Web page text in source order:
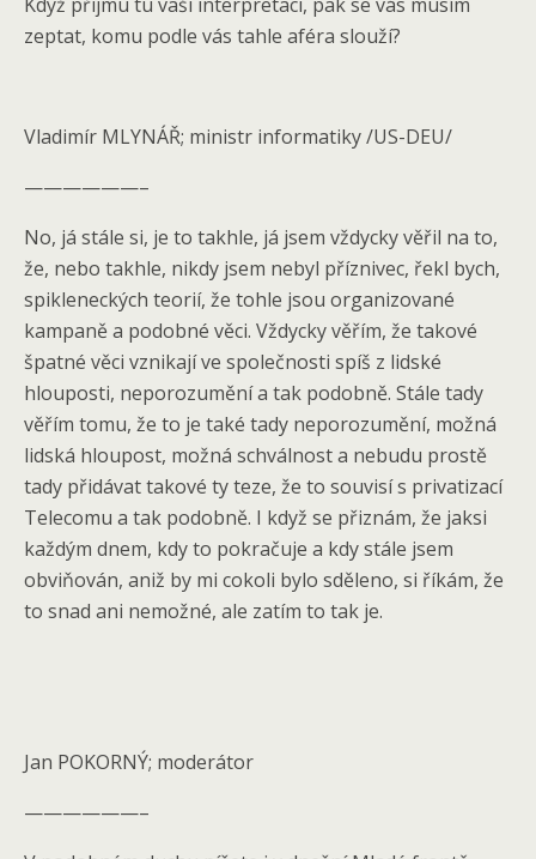
zeptat, komu podle vás tahle aféra slouží?
Vladimír MLYNÁŘ; ministr informatiky /US-DEU/
——————–
No, já stále si, je to takhle, já jsem vždycky věřil na to,
že, nebo takhle, nikdy jsem nebyl příznivec, řekl bych,
spikleneckých teorií, že tohle jsou organizované
kampaně a podobné věci. Vždycky věřím, že takové
špatné věci vznikají ve společnosti spíš z lidské
hlouposti, neporozumění a tak podobně. Stále tady
věřím tomu, že to je také tady neporozumění, možná
lidská hloupost, možná schválnost a nebudu prostě
tady přidávat takové ty teze, že to souvisí s privatizací
Telecomu a tak podobně. I když se přiznám, že jaksi
každým dnem, kdy to pokračuje a kdy stále jsem
obviňován, aniž by mi cokoli bylo sděleno, si říkám, že
to snad ani nemožné, ale zatím to tak je.
Jan POKORNÝ; moderátor
——————–